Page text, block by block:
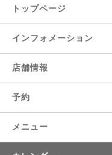
トップページ
インフォメーション
店舗情報
予約
メニュー